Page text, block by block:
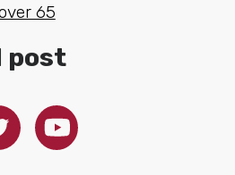
65
post